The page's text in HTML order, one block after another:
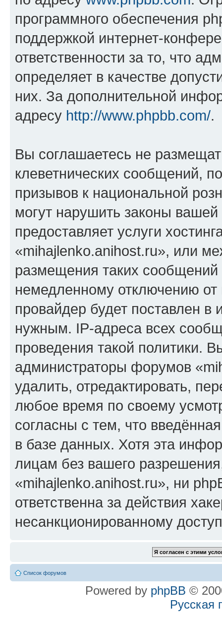
программного обеспечения
поддержкой интернет-
ответственности за то, что
определяет в качестве
них. За дополнительной
адресу http://www.phpbb.com/.
Вы соглашаетесь не
клеветнических сообщений,
призывов к национальной
могут нарушить законы
предоставляет услуги
«mihajlenko.anihost.ru», или
размещения таких
немедленному отключению
провайдер будет поставлен в
нужным. IP-адреса всех
проведения такой политики.
администраторы форумов
удалить, отредактировать,
любое время по своему
согласны с тем, что
в базе данных. Хотя эта
лицам без вашего
«mihajlenko.anihost.ru», ни
ответственна за действия
несанкционированному
Список форумов
Powered by phpBB ©
Русская